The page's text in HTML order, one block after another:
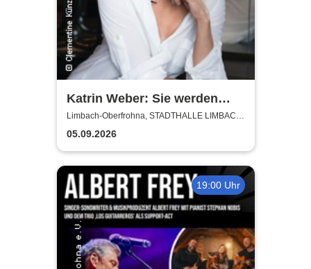
Katrin Weber: Sie werden
Lachen - Kabarettistische
Lesung
Limbach-Oberfrohna, STADTHALLE LIMBACH-
OBERFROHNA
05.09.2026
19:00 Uhr